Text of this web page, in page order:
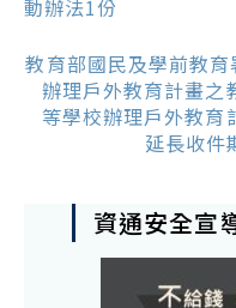
動辦法1份
教育部國民及學前教
辦理戶外教育計畫之
等學校辦理戶外教育
延長收件
資通安全宣